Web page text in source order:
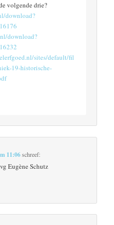
volgende drie?
download?
download?
sites/default/fil
19-historische-
11:06schreef:
Eugène Schutz